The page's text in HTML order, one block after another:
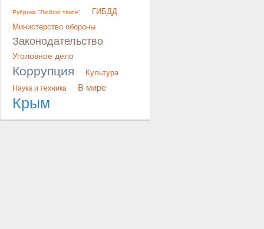
Рубрика "Люблю такое"
ГИБДД
Министерство обороны
Законодательство
Уголовное дело
Коррупция Культура
Наука и техника В мире
Крым